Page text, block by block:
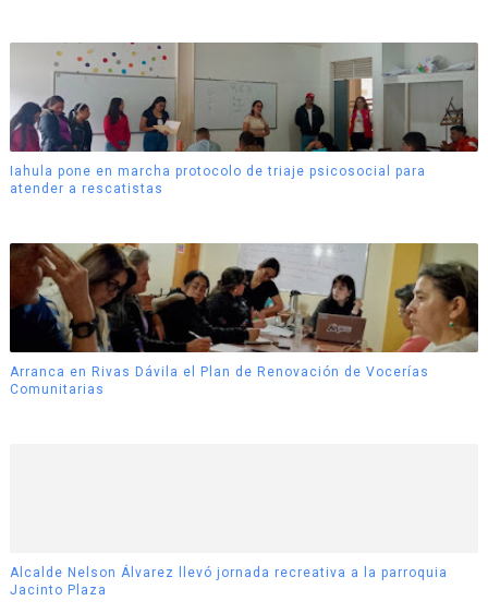
Iahula pone en marcha protocolo de triaje psicosocial para
atender a rescatistas
Arranca en Rivas Dávila el Plan de Renovación de Vocerías
Comunitarias
Alcalde Nelson Álvarez llevó jornada recreativa a la parroquia
Jacinto Plaza